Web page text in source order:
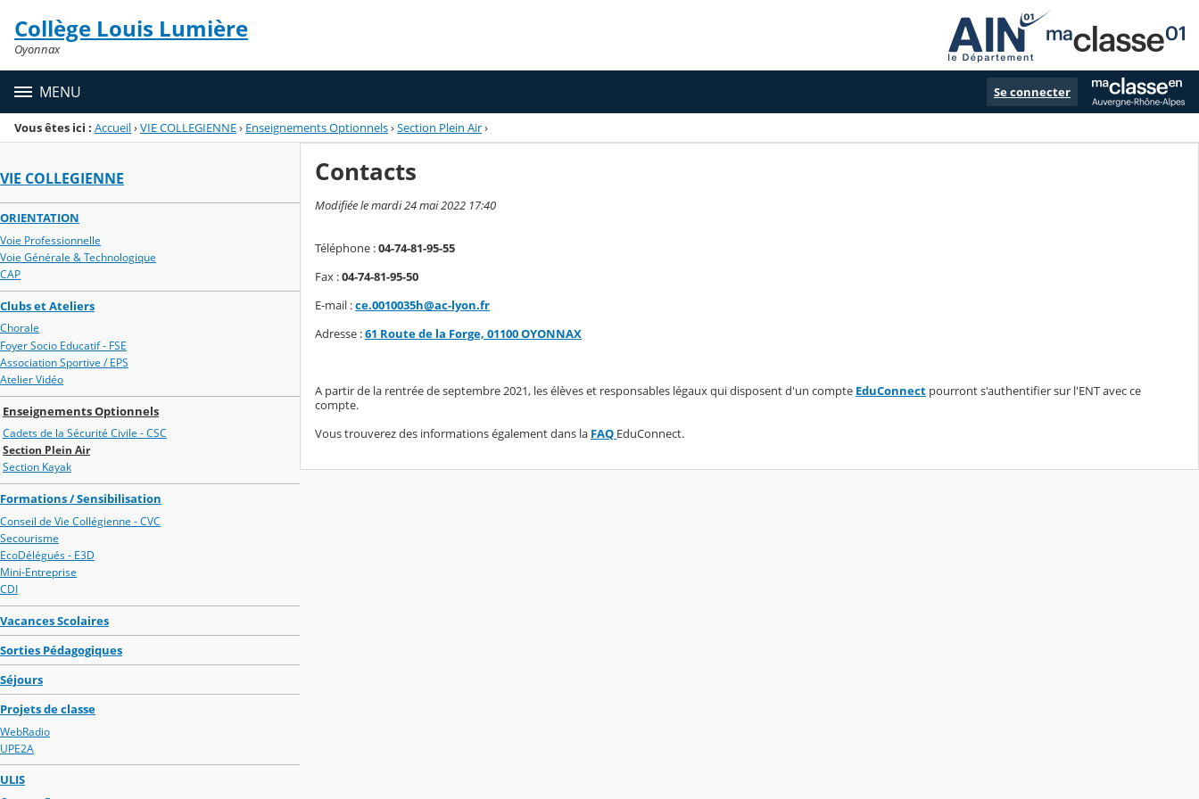
Menu de la rubrique
Contenu
Collège Louis Lumière
Oyonnax
MENU Se connecter
Vous êtes ici : Accueil›VIE COLLEGIENNE› Enseignements Optionnels›Section Plein Air›
VIE COLLEGIENNE
ORIENTATION
Voie Professionnelle
Voie Générale & Technologique
CAP
Clubs et Ateliers
Chorale
Foyer Socio Educatif - FSE
Association Sportive / EPS
Atelier Vidéo
Enseignements Optionnels
Cadets de la Sécurité Civile - CSC
Section Plein Air
Section Kayak
Formations / Sensibilisation
Conseil de Vie Collégienne - CVC
Secourisme
EcoDélégués - E3D
Mini-Entreprise
CDI
Vacances Scolaires
Sorties Pédagogiques
Séjours
Projets de classe
WebRadio
UPE2A
ULIS
Contacts
Modifiée le mardi 24 mai 2022 17:40
Téléphone :04-74-81-95-55
Fax :04-74-81-95-50
E-mail :ce.0010035h@ac-lyon.fr
Adresse :61 Route de la Forge, 01100 OYONNAX
A partir de la rentrée de septembre 2021, les élèves et responsables légaux qui disposent d'un compte EduConnect pourront s'authentifier sur l'ENT avec ce
compte.
Vous trouverez des informations également dans la FAQ EduConnect.